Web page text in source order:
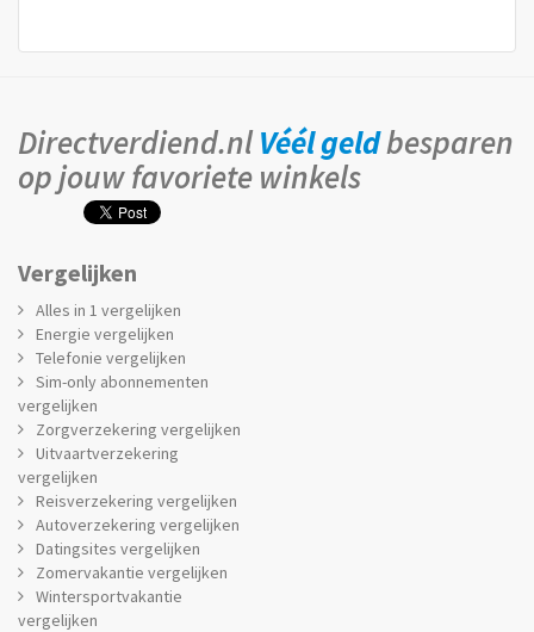
Directverdiend.nlVéél geldbesparen
op jouw favoriete winkels
Vergelijken
Alles in 1 vergelijken
Energie vergelijken
Telefonie vergelijken
Sim-only abonnementen
vergelijken
Zorgverzekering vergelijken
Uitvaartverzekering
vergelijken
Reisverzekering vergelijken
Autoverzekering vergelijken
Datingsites vergelijken
Zomervakantie vergelijken
Wintersportvakantie
vergelijken